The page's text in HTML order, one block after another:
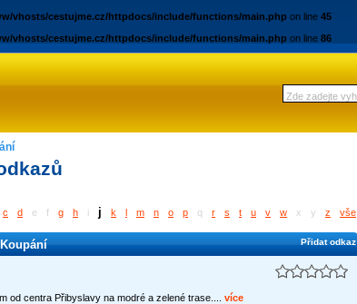
vhosts/cestujme.cz/httpdocs/include/functions/main.phpon line 45
vhosts/cestujme.cz/httpdocs/include/functions/main.phpon line 86
c d e f g h i j k l m n o p q r s t u v w x y z vše
Přidat odkaz
Koupání
od centra Přibyslavy na modré a zelené trase....
více